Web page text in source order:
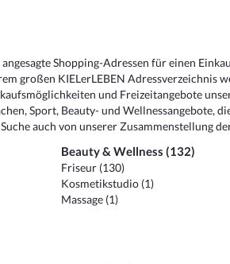
Shopping-Adressen für einen
großen KIELerLEBEN Adressverzeichnis
und Freizeitangebote
Sport, Beauty- und Wellnessangebote,
auch von unserer Zusammenstellung
Beauty & Wellness (132)
Friseur (130)
Kosmetikstudio (1)
Massage (1)